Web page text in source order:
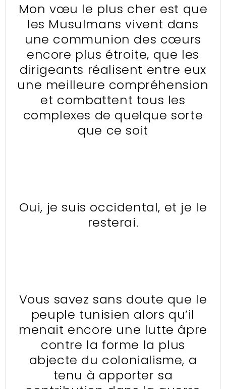
Mon vœu le plus cher est que
les Musulmans vivent dans
une communion des cœurs
encore plus étroite, que les
dirigeants réalisent entre eux
une meilleure compréhension
et combattent tous les
complexes de quelque sorte
que ce soit
Oui, je suis occidental, et je le
resterai.
Vous savez sans doute que le
peuple tunisien alors qu’il
menait encore une lutte âpre
contre la forme la plus
abjecte du colonialisme, a
tenu à apporter sa